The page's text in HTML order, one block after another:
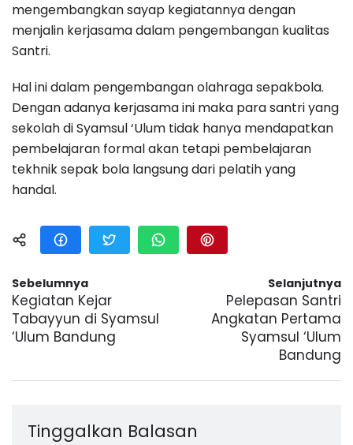
mengembangkan sayap kegiatannya dengan
menjalin kerjasama dalam pengembangan kualitas
Santri.
Hal ini dalam pengembangan olahraga sepakbola.
Dengan adanya kerjasama ini maka para santri yang
sekolah di Syamsul ‘Ulum tidak hanya mendapatkan
pembelajaran formal akan tetapi pembelajaran
tekhnik sepak bola langsung dari pelatih yang
handal.
Sebelumnya
Kegiatan Kejar
Tabayyun di Syamsul
‘Ulum Bandung
Selanjutnya
Pelepasan Santri
Angkatan Pertama
Syamsul ‘Ulum
Bandung
Tinggalkan Balasan